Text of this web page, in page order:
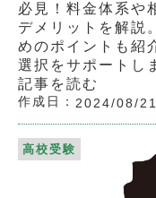
必見！料金体系や
デメリットを解説
めのポイントも紹
選択をサポートし
記事を読む
作成日： 2024/08/21
高校受験